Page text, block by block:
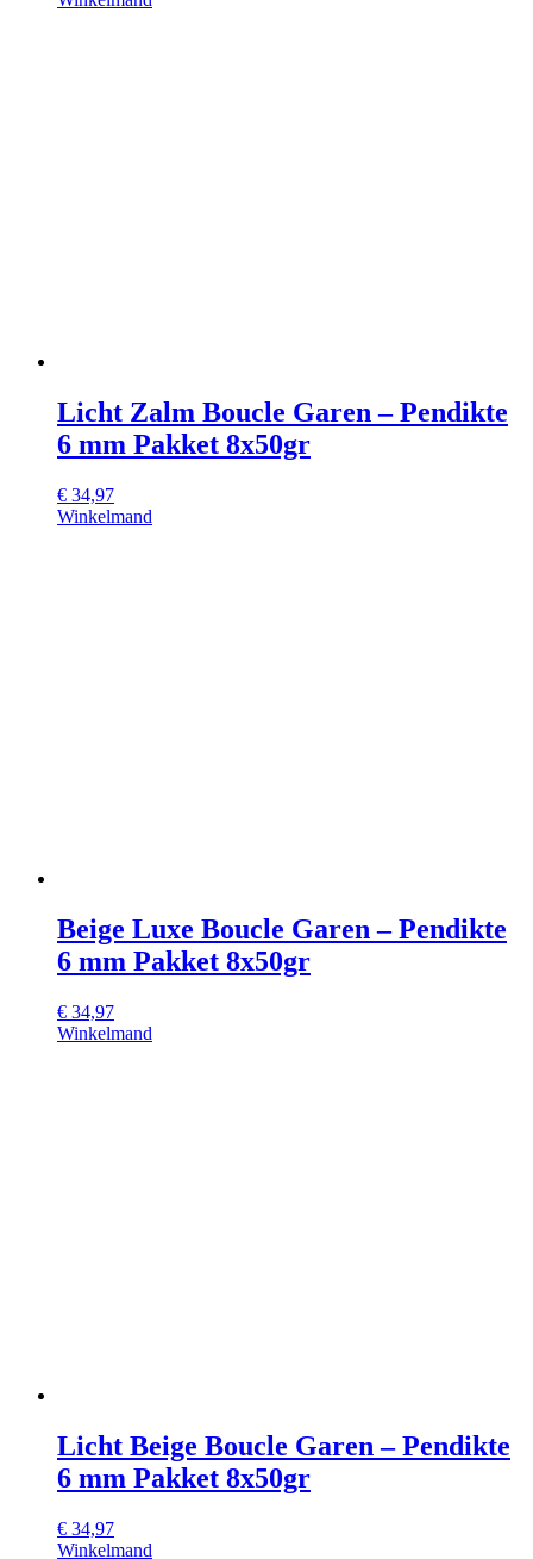
Licht Zalm Boucle Garen – Pendikte
6 mm Pakket 8x50gr
€ 34,97
Winkelmand
Beige Luxe Boucle Garen – Pendikte
6 mm Pakket 8x50gr
€ 34,97
Winkelmand
Licht Beige Boucle Garen – Pendikte
6 mm Pakket 8x50gr
€ 34,97
Winkelmand